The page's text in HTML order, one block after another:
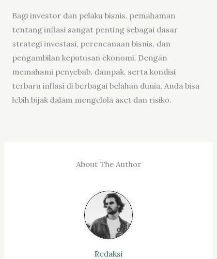
Bagi investor dan pelaku bisnis, pemahaman
tentang inflasi sangat penting sebagai dasar
strategi investasi, perencanaan bisnis, dan
pengambilan keputusan ekonomi. Dengan
memahami penyebab, dampak, serta kondisi
terbaru inflasi di berbagai belahan dunia, Anda bisa
lebih bijak dalam mengelola aset dan risiko.
About The Author
Redaksi